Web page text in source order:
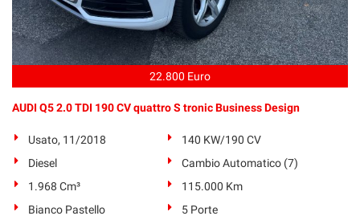
22.800 Euro
AUDI Q5 2.0 TDI 190 CV quattro S tronic Business Design
Usato, 11/2018
140 KW/190 CV
Diesel
Cambio Automatico (7)
1.968 Cm³
115.000 Km
Bianco Pastello
5 Porte